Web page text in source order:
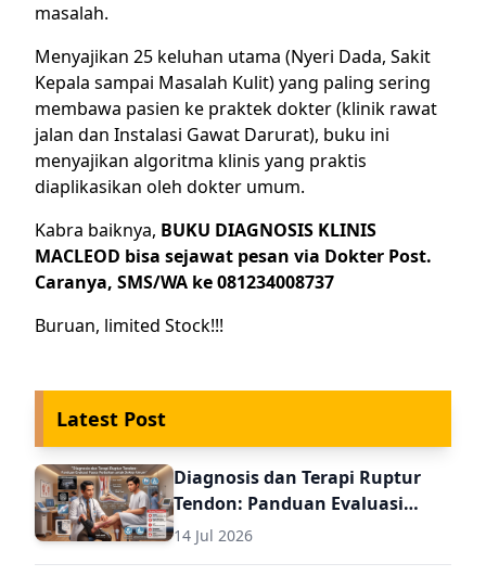
masalah.
Menyajikan 25 keluhan utama (Nyeri Dada, Sakit
Kepala sampai Masalah Kulit) yang paling sering
membawa pasien ke praktek dokter (klinik rawat
jalan dan Instalasi Gawat Darurat), buku ini
menyajikan algoritma klinis yang praktis
diaplikasikan oleh dokter umum.
Kabra baiknya, BUKU DIAGNOSIS KLINIS
MACLEOD bisa sejawat pesan via Dokter Post.
Caranya, SMS/WA ke 081234008737
Buruan, limited Stock!!!
Latest Post
Diagnosis dan Terapi Ruptur
Tendon: Panduan Evaluasi
Pasca Perbaikan untuk Dokter
14 Jul 2026